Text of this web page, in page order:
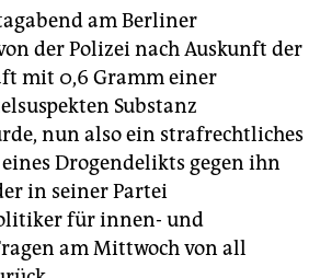
am Berliner
der Polizei nach Auskunft der
mit 0,6 Gramm einer
Substanz
nun also ein strafrechtliches
Drogendelikts gegen ihn
in seiner Partei
für innen- und
am Mittwoch von all